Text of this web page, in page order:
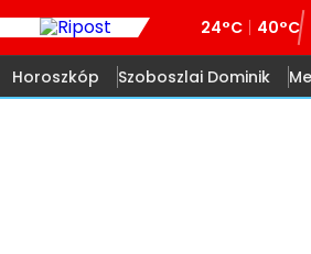
24°C 40°C
Horoszkóp Szoboszlai Dominik